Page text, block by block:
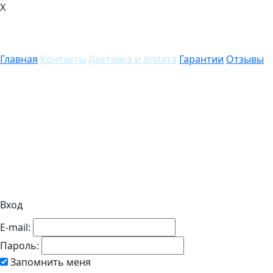
X
Главная Контакты Доставка и оплата Гарантии Отзывы
Вход
E-mail:
Пароль:
Запомнить меня